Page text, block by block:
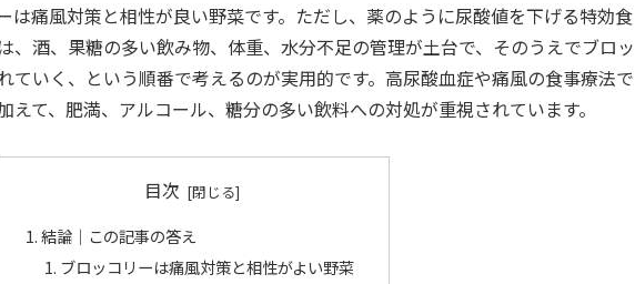
は痛風対策と相性が良い野菜です。ただし、薬のように尿酸値を下げる特効食
、酒、果糖の多い飲み物、体重、水分不足の管理が土台で、そのうえでブロッ
ていく、という順番で考えるのが実用的です。高尿酸血症や痛風の食事療法で
て、肥満、アルコール、糖分の多い飲料への対処が重視されています。
目次
結論｜この記事の答え
ブロッコリーは痛風対策と相性がよい野菜